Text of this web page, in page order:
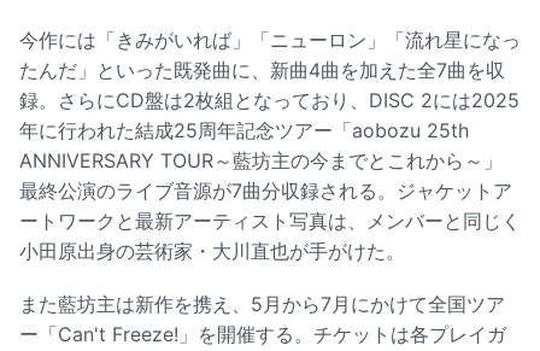
今作には「きみがいれば」「ニューロン」「流れ星になっ
たんだ」といった既発曲に、新曲4曲を加えた全7曲を収
録。さらにCD盤は2枚組となっており、DISC 2には2025
年に行われた結成25周年記念ツアー「aobozu 25th
ANNIVERSARY TOUR～藍坊主の今までとこれから～」
最終公演のライブ音源が7曲分収録される。ジャケットア
ートワークと最新アーティスト写真は、メンバーと同じく
小田原出身の芸術家・大川直也が手がけた。
また藍坊主は新作を携え、5月から7月にかけて全国ツア
ー「Can't Freeze!」を開催する。チケットは各プレイガ